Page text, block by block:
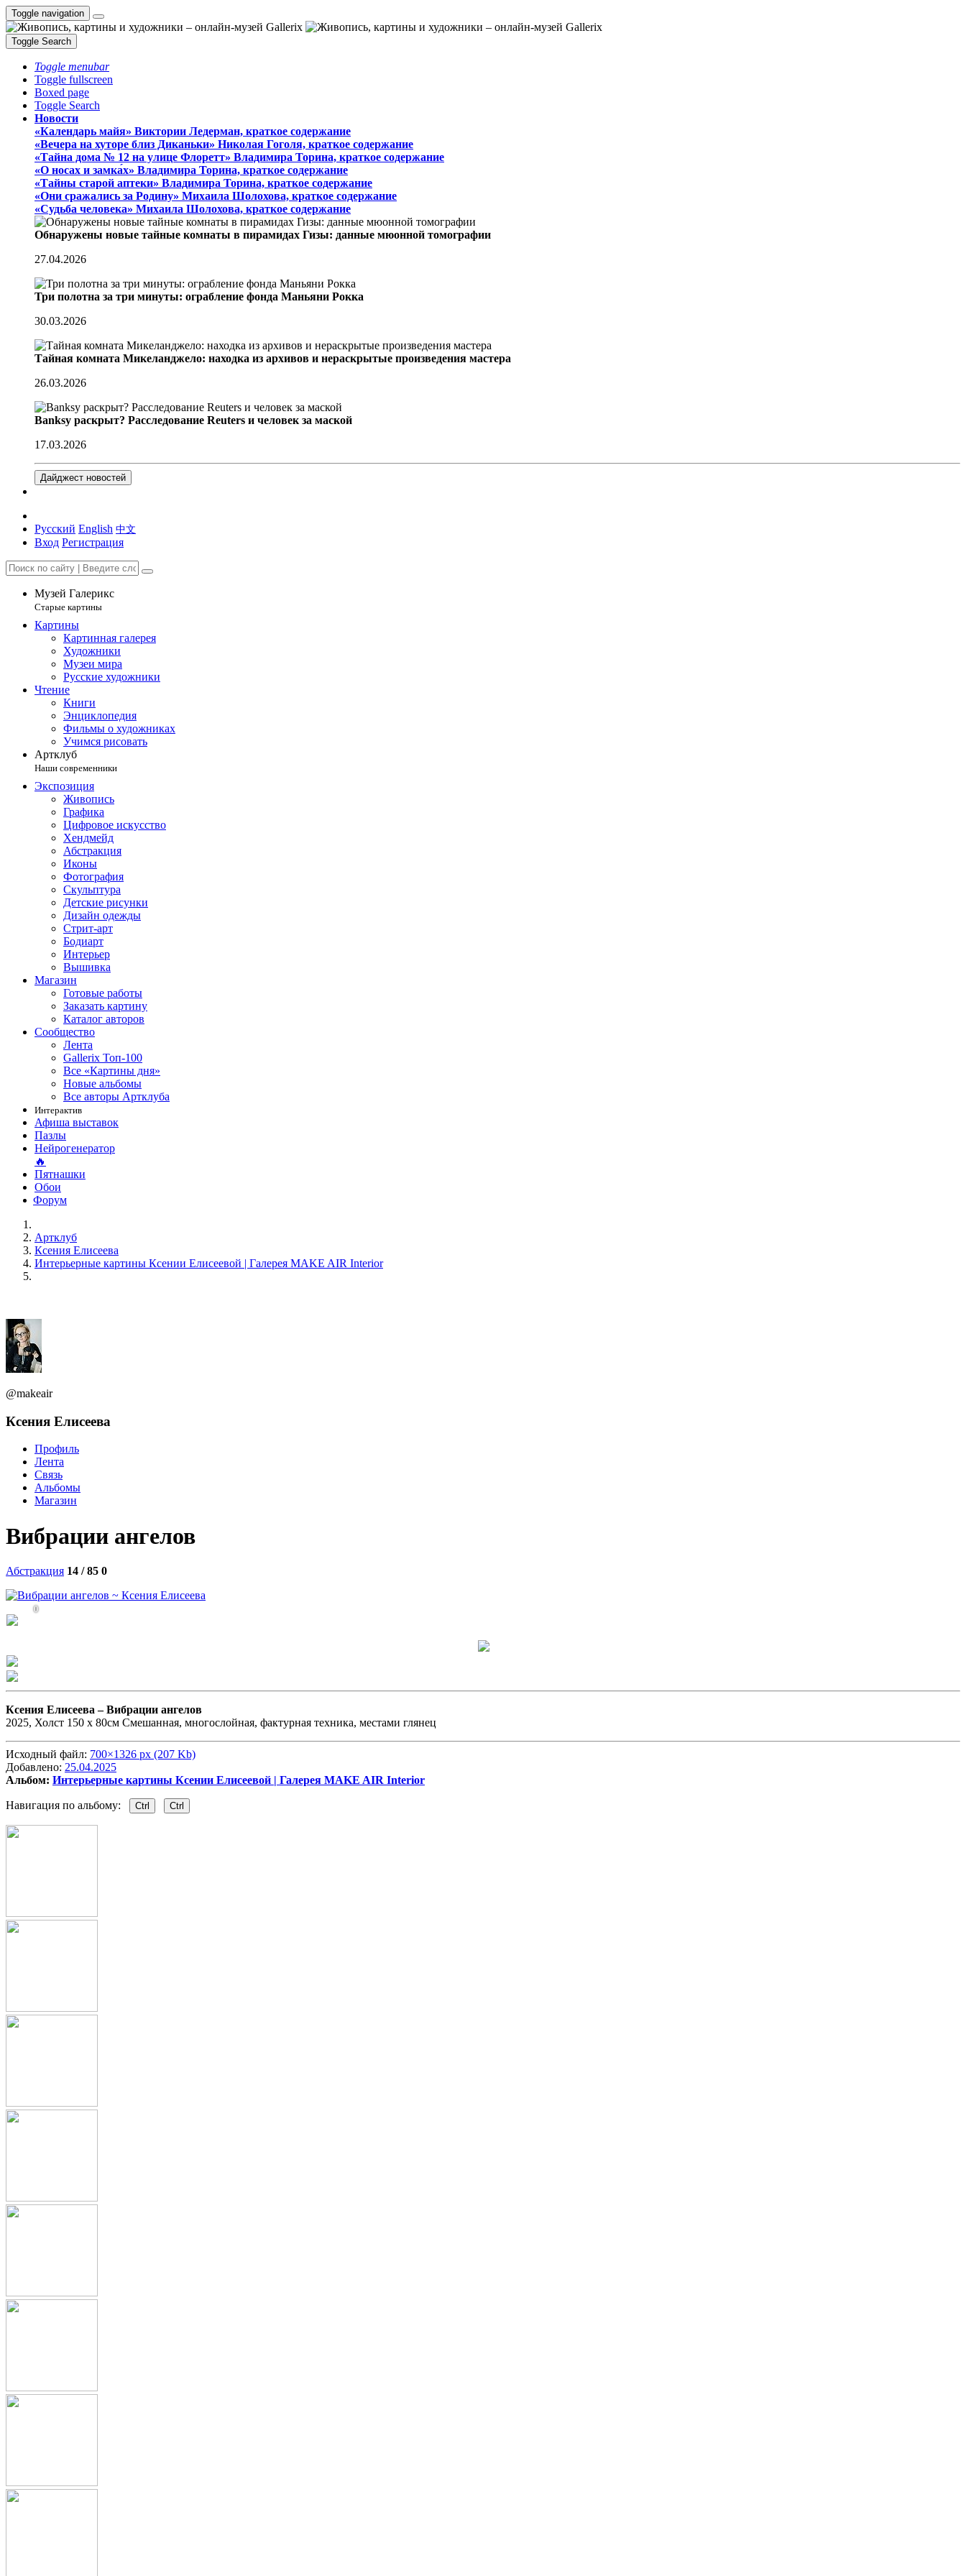
Toggle navigation
Toggle Search
Toggle menubar
Toggle fullscreen
Boxed page
Toggle Search
Новости
«Календарь майя» Виктории Ледерман, краткое содержание
«Вечера на хуторе близ Диканьки» Николая Гоголя, краткое содержание
«Тайна дома № 12 на улице Флоретт» Владимира Торина, краткое содержание
«О носах и замка́х» Владимира Торина, краткое содержание
«Тайны старой аптеки» Владимира Торина, краткое содержание
«Они сражались за Родину» Михаила Шолохова, краткое содержание
«Судьба человека» Михаила Шолохова, краткое содержание
Обнаружены новые тайные комнаты в пирамидах Гизы: данные мюонной томографии
27.04.2026
Три полотна за три минуты: ограбление фонда Маньяни Рокка
30.03.2026
Тайная комната Микеланджело: находка из архивов и нераскрытые произведения мастера
26.03.2026
Banksy раскрыт? Расследование Reuters и человек за маской
17.03.2026
Дайджест новостей
Русский English 中文
Вход Регистрация
Музей Галерикс
Старые картины
Картины
Картинная галерея
Художники
Музеи мира
Русские художники
Чтение
Книги
Энциклопедия
Фильмы о художниках
Учимся рисовать
Артклуб
Наши современники
Экспозиция
Живопись
Графика
Цифровое искусство
Хендмейд
Абстракция
Иконы
Фотография
Скульптура
Детские рисунки
Дизайн одежды
Стрит-арт
Бодиарт
Интерьер
Вышивка
Магазин
Готовые работы
Заказать картину
Каталог авторов
Сообщество
Лента
Gallerix Топ-100
Все «Картины дня»
Новые альбомы
Все авторы Артклуба
Интерактив
Афиша выставок
Пазлы
Нейрогенератор
🔥
Пятнашки
Обои
Форум
Артклуб
Ксения Елисеева
Интерьерные картины Ксении Елисеевой | Галерея MAKE AIR Interior
@makeair
Ксения Елисеева
Профиль
Лента
Связь
Альбомы
Магазин
Вибрации ангелов
Абстракция 14 / 85 0
0
Ксения Елисеева –Вибрации ангелов
2025, Холст 150 х 80см Смешанная, многослойная, фактурная техника, местами глянец
Исходный файл: 700×1326 px (207 Kb)
Добавлено: 25.04.2025
Альбом: Интерьерные картины Ксении Елисеевой | Галерея MAKE AIR Interior
Навигация по альбому: Ctrl Ctrl